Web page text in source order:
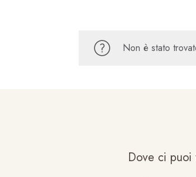
Non è stato
Dove ci puoi